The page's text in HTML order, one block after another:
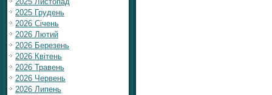
2025 Грудень
2026 Січень
2026 Лютий
2026 Березень
2026 Квітень
2026 Травень
2026 Червень
2026 Липень